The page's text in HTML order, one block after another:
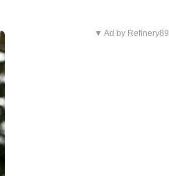
▼ Ad by Refinery89